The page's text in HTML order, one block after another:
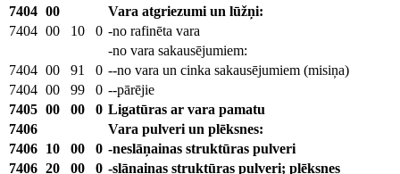
7404 00
Vara atgriezumi un lūžņi:
7404 00 10 0 -no rafinēta vara
-no vara sakausējumiem:
7404 00 91 0 --no vara un cinka sakausējumiem (misiņa)
7404 00 99 0 --pārējie
7405 00 00 0 Ligatūras ar vara pamatu
7406
Vara pulveri un plēksnes:
7406 10 00 0 -neslāņainas struktūras pulveri
7406 20 00 0 -slāņainas struktūras pulveri; plēksnes